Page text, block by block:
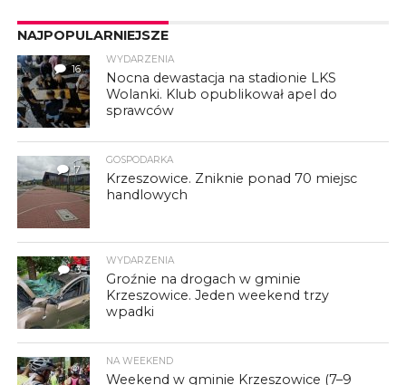
NAJPOPULARNIEJSZE
16
WYDARZENIA
Nocna dewastacja na stadionie LKS
Wolanki. Klub opublikował apel do
sprawców
7
GOSPODARKA
Krzeszowice. Zniknie ponad 70 miejsc
handlowych
3
WYDARZENIA
Groźnie na drogach w gminie
Krzeszowice. Jeden weekend trzy
wpadki
NA WEEKEND
Weekend w gminie Krzeszowice (7–9